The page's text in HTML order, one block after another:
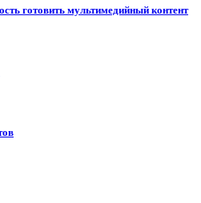
готовить мультимедийный контент